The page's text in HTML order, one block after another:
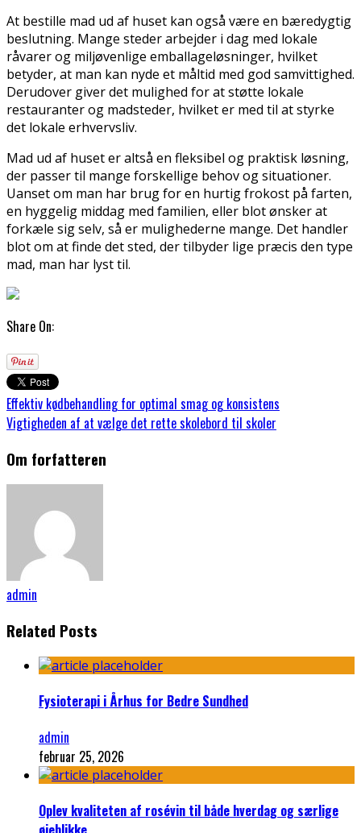
At bestille mad ud af huset kan også være en bæredygtig
beslutning. Mange steder arbejder i dag med lokale
råvarer og miljøvenlige emballageløsninger, hvilket
betyder, at man kan nyde et måltid med god samvittighed.
Derudover giver det mulighed for at støtte lokale
restauranter og madsteder, hvilket er med til at styrke
det lokale erhvervsliv.
Mad ud af huset er altså en fleksibel og praktisk løsning,
der passer til mange forskellige behov og situationer.
Uanset om man har brug for en hurtig frokost på farten,
en hyggelig middag med familien, eller blot ønsker at
forkæle sig selv, så er mulighederne mange. Det handler
blot om at finde det sted, der tilbyder lige præcis den type
mad, man har lyst til.
Share On:
Effektiv kødbehandling for optimal smag og konsistens
Vigtigheden af at vælge det rette skolebord til skoler
Om forfatteren
admin
Related Posts
Fysioterapi i Århus for Bedre Sundhed
admin
februar 25, 2026
Oplev kvaliteten af rosévin til både hverdag og særlige